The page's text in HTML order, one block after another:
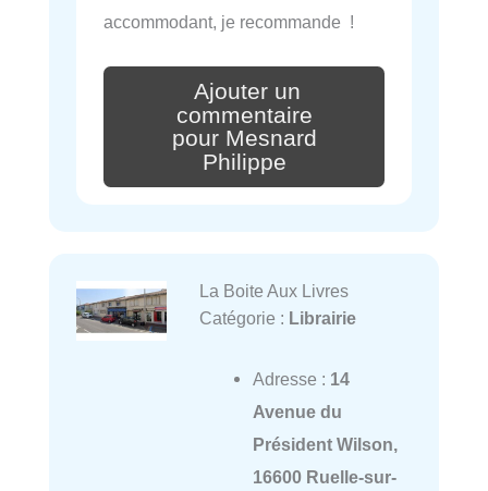
accommodant, je recommande !
Ajouter un
commentaire
pour Mesnard
Philippe
La Boite Aux Livres
Catégorie : Librairie
Adresse : 14
Avenue du
Président Wilson,
16600 Ruelle-sur-